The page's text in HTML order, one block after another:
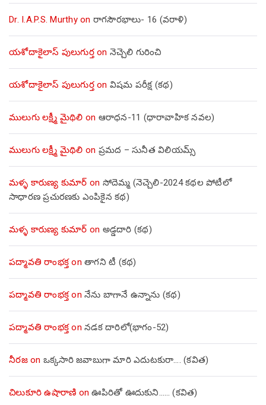
Dr. I.A.P.S. Murthyon రాగసౌరభాలు- 16 (వరాళి)
యశోదాకైలాస్ పులుగుర్తon నెచ్చెలి గురించి
యశోదాకైలాస్ పులుగుర్తon విషమ పరీక్ష (క‌థ‌)
ములుగు లక్ష్మీ మైథిలి on ఆరాధన-11 (ధారావాహిక నవల)
ములుగు లక్ష్మీ మైథిలి on ప్రమద – సునీత విలియమ్స్
మళ్ళ కారుణ్య కుమార్ on సోదెమ్మ (నెచ్చెలి-2024 కథల పోటీలో
సాధారణ ప్రచురణకు ఎంపికైన కథ)
మళ్ళ కారుణ్య కుమార్ on అడ్డదారి (కథ)
పద్మావతి రాంభక్తon తాగని టీ (కథ)
పద్మావతి రాంభక్తon నేను బాగానే ఉన్నాను (క‌థ‌)
పద్మావతి రాంభక్తon నడక దారిలో(భాగం-52)
నీరజon ఒక్కసారి జవాబుగా మారి ఎదుటకురా…. (కవిత)
చిలుకూరి ఉషారాణి onఊపిరితో ఊదుకుని…… (కవిత)